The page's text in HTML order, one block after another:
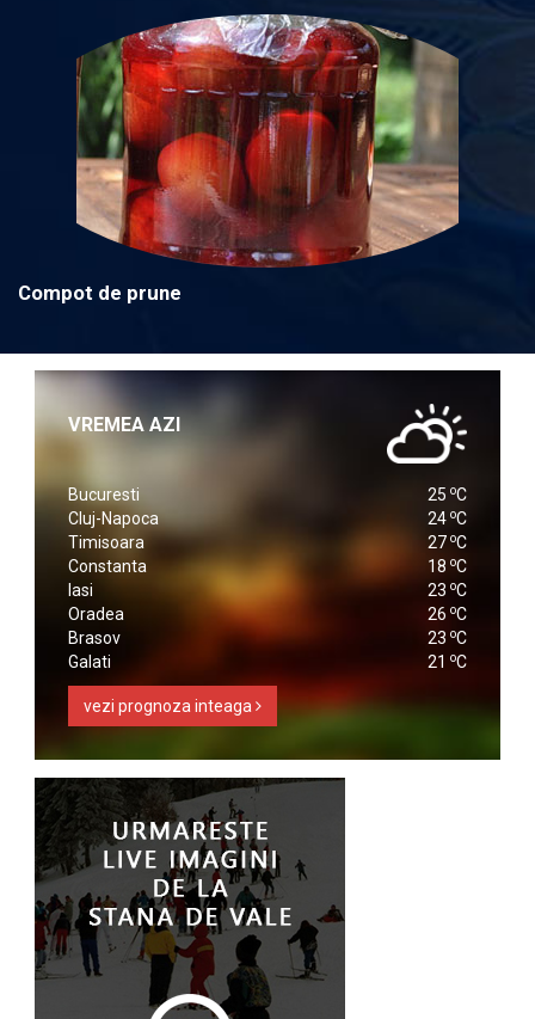
Compot de prune
VREMEA AZI
Bucuresti 25 oC
Cluj-Napoca
24 oC
Timisoara
27 oC
Constanta
18 oC
Iasi
23 oC
Oradea
26 oC
Brasov
23 oC
Galati
21 oC
vezi prognoza inteaga